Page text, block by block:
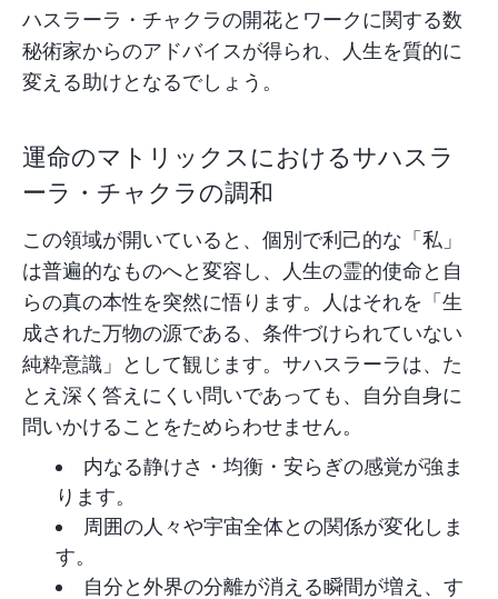
ハスラーラ・チャクラの開花とワークに関する数
秘術家からのアドバイスが得られ、人生を質的に
変える助けとなるでしょう。
運命のマトリックスにおけるサハスラ
ーラ・チャクラの調和
この領域が開いていると、個別で利己的な「私」
は普遍的なものへと変容し、人生の霊的使命と自
らの真の本性を突然に悟ります。人はそれを「生
成された万物の源である、条件づけられていない
純粋意識」として観じます。サハスラーラは、た
とえ深く答えにくい問いであっても、自分自身に
問いかけることをためらわせません。
内なる静けさ・均衡・安らぎの感覚が強ま
ります。
周囲の人々や宇宙全体との関係が変化しま
す。
自分と外界の分離が消える瞬間が増え、す